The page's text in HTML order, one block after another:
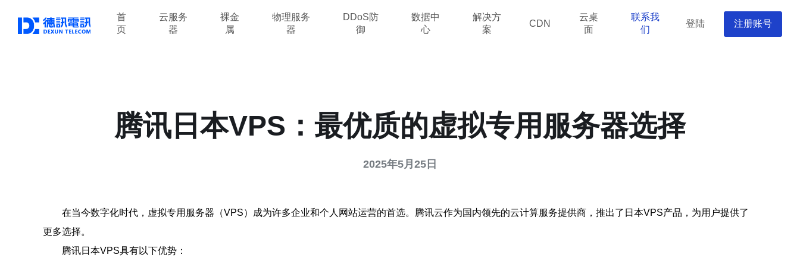
首
页
云服务
器
裸金
属
物理服务
器
DDoS防
御
数据中
心
解决方
案
CDN
云桌
面
联系我
们
登陆 注册账号
腾讯日本VPS：最优质的虚拟专用服务器选择
2025年5月25日
在当今数字化时代，虚拟专用服务器（VPS）成为许多企业和个人网站运营的首选。腾讯云作为国内领先的云计算服务提供商，推出了日本VPS产品，为用户提供了
更多选择。
腾讯日本VPS具有以下优势：